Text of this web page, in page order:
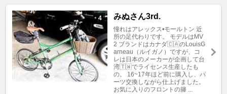
+ 4 みぬさん3rd.
憧れはアレックス•モールトン 近
所の足代わりです。 モデルはMV
2 ブランドはカナダ🇨🇦のLouisG
arneau（ルイガノ）ですが、コ
レは日本のメーカーが企画して台
湾🇹🇼でライセンス生産したも
の。 16~17年ほど前に購入し、パ
ーツ交換しながら仕上げました。
お気に入りのフロントの籐 ...